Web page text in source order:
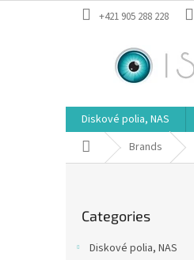
+421 905 288 228
Diskové polia, NAS
Home Brands
categories
Categories
Diskové polia, NAS